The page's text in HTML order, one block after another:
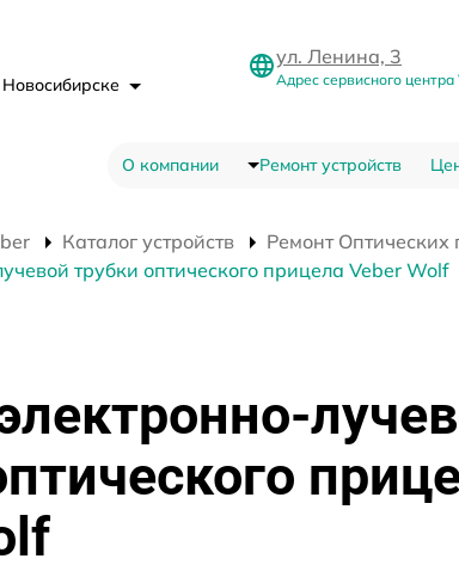
Новосибирске
ул. Ленина, 3
Адрес сервисного центра
О компании Ремонт устройств
Каталог устройств Ремонт Оптических
трубки оптического прицела Veber Wolf